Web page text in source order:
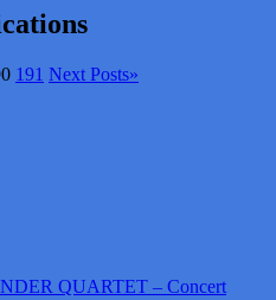
191 Next Posts»
QUARTET – Concert